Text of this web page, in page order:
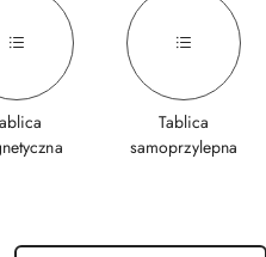
Tablica
samoprzylepna